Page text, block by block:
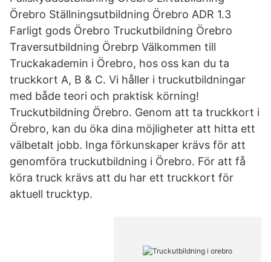
Örebro Ställningsutbildning Örebro ADR 1.3
Farligt gods Örebro Truckutbildning Örebro
Traversutbildning Örebrp Välkommen till
Truckakademin i Örebro, hos oss kan du ta
truckkort A, B & C. Vi håller i truckutbildningar
med både teori och praktisk körning!
Truckutbildning Örebro. Genom att ta truckkort i
Örebro, kan du öka dina möjligheter att hitta ett
välbetalt jobb. Inga förkunskaper krävs för att
genomföra truckutbildning i Örebro. För att få
köra truck krävs att du har ett truckkort för
aktuell trucktyp.